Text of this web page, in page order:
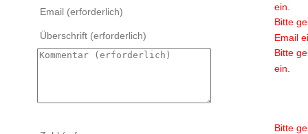
ein.
Bitte
Email
Bitte
ein.
Bitte